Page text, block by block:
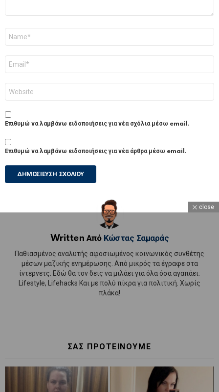
Επιθυμώ να λαμβάνω ειδοποιήσεις για νέα σχόλια μέσω email.
Επιθυμώ να λαμβάνω ειδοποιήσεις για νέα άρθρα μέσω email.
Written Από Κώστας Σαμαράς
Παθιασμένος αναλυτής αφοσιωμένος κοινωνικός συνθέτης
μέσων μαζικής ενημέρωσης. Από μικρός τα έγραφε στα
ίντερνετς. Εδώ θα τον δεις να μιλάει για όλα όσα αγαπάει:
Lifestyle, Lifehacks Και με πολύ πίκρα για πολιτική. Χωρίς
πλάκα!
ΣΑΣ ΠΡΟΤΕΙΝΟΥΜΕ
close